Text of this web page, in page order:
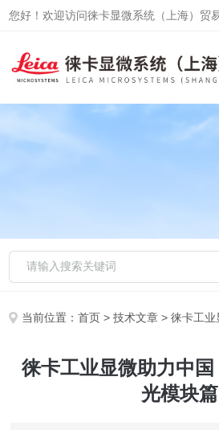
您好！欢迎访问徕卡显微系统（上海）贸
当前位置：首页 >技术文章 > 徕卡工业显
徕卡工业显微助力中
光模块篇